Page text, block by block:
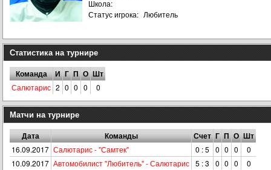
Школа:
Статус игрока: Любитель
Статистика на турнире
Команда И Г П О Шт
Салютарис 2 0 0 0 0
Матчи на турнире
Дата Команды Счет Г П О Шт
16.09.2017 Салютарис - "Самтек" 0 : 5 0 0 0
0
10.09.2017 Автомобилист "Любитель" - Салютарис 5 : 3 0 0 0 0